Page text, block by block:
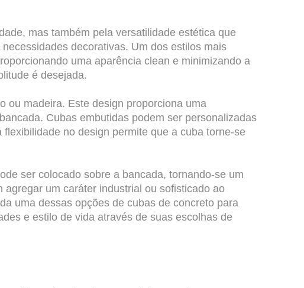
mas também pela versatilidade estética que
decorativas. Um dos estilos mais
uma aparência clean e minimizando a
é desejada.
ou madeira. Este design proporciona uma
Cubas embutidas podem ser personalizadas
no design permite que a cuba torne-se
ser colocado sobre a bancada, tornando-se um
um caráter industrial ou sofisticado ao
uma dessas opções de cubas de concreto para
e estilo de vida através de suas escolhas de